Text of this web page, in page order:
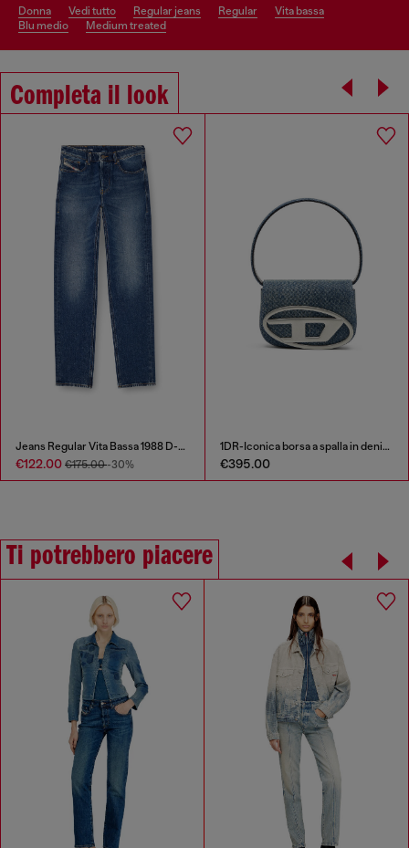
donna vedi tutto regular jeans regular
vita bassa
blu medio
medium treated
Completa il look
Jeans Regular Vita Bassa 1988 D-Ark
€122.00 €175.00-30%
1DR-Iconica borsa a spalla in denim solarizzato
€395.00
Ti potrebbero piacere